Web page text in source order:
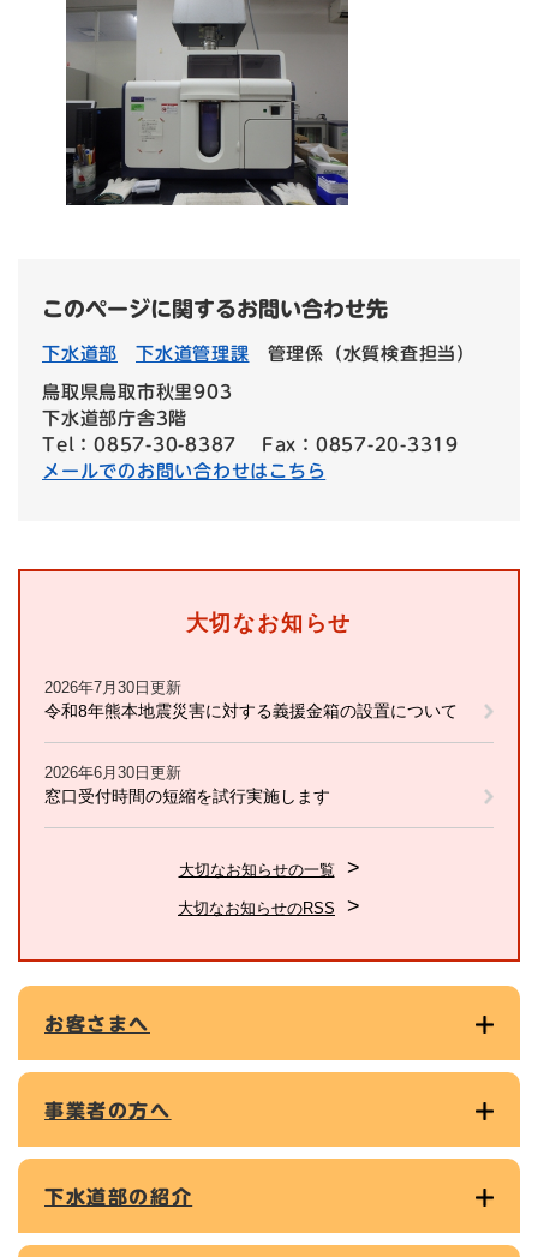
このページに関するお問い合わせ先
下水道部 下水道管理課 管理係（水質検査担当）
鳥取県鳥取市秋里903
下水道部庁舎3階
Tel：0857-30-8387
Fax：0857-20-3319
メールでのお問い合わせはこちら
大切なお知らせ
2026年7月30日更新
令和8年熊本地震災害に対する義援金箱の設置について
2026年6月30日更新
窓口受付時間の短縮を試行実施します
大切なお知らせの一覧
大切なお知らせのRSS
お客さまへ
事業者の方へ
下水道部の紹介